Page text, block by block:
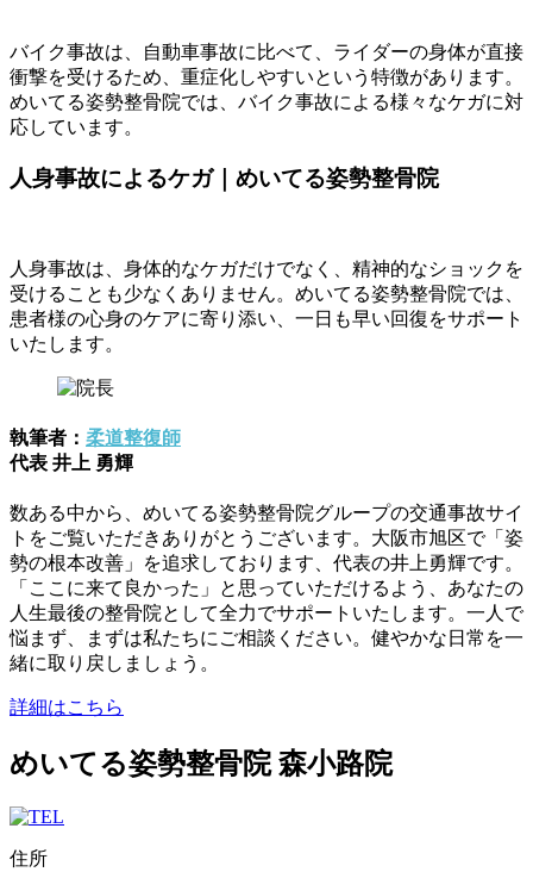
バイク事故は、自動車事故に比べて、ライダーの身体が直接
衝撃を受けるため、重症化しやすいという特徴があります。
めいてる姿勢整骨院では、バイク事故による様々なケガに対
応しています。
人身事故によるケガ｜めいてる姿勢整骨院
人身事故は、身体的なケガだけでなく、精神的なショックを
受けることも少なくありません。めいてる姿勢整骨院では、
患者様の心身のケアに寄り添い、一日も早い回復をサポート
いたします。
執筆者： 柔道整復師
代表 井上 勇輝
数ある中から、めいてる姿勢整骨院グループの交通事故サイ
トをご覧いただきありがとうございます。大阪市旭区で「姿
勢の根本改善」を追求しております、代表の井上勇輝です。
「ここに来て良かった」と思っていただけるよう、あなたの
人生最後の整骨院として全力でサポートいたします。一人で
悩まず、まずは私たちにご相談ください。健やかな日常を一
緒に取り戻しましょう。
詳細はこちら
めいてる姿勢整骨院 森小路院
住所